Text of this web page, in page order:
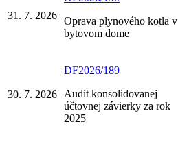
31. 7. 2026 Oprava plynového kotla v
bytovom dome
30. 7. 2026
DF2026/189
Audit konsolidovanej
účtovnej závierky za rok
2025